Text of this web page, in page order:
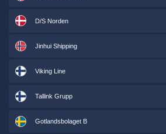
D/S Norden
Jinhui Shipping
Viking Line
Tallink Grupp
Gotlandsbolaget B